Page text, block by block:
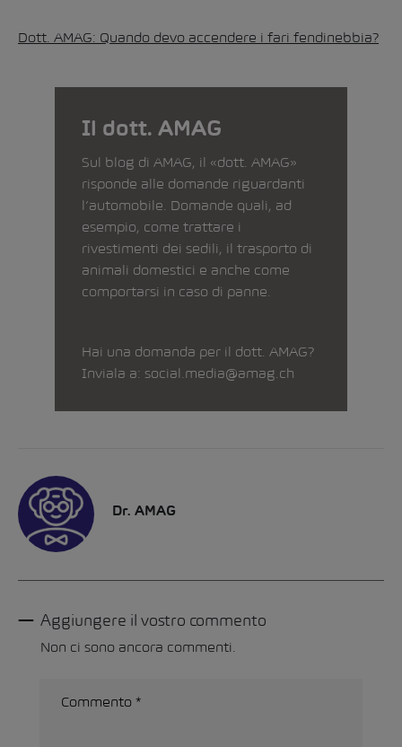
Dott. AMAG: Quando devo accendere i fari fendinebbia?
Il dott. AMAG
Sul blog di AMAG, il «dott. AMAG»
risponde alle domande riguardanti
l’automobile. Domande quali, ad
esempio, come trattare i
rivestimenti dei sedili, il trasporto di
animali domestici e anche come
comportarsi in caso di panne.
Hai una domanda per il dott. AMAG?
Inviala a: social.media@amag.ch
Dr. AMAG
Aggiungere il vostro commento
Non ci sono ancora commenti.